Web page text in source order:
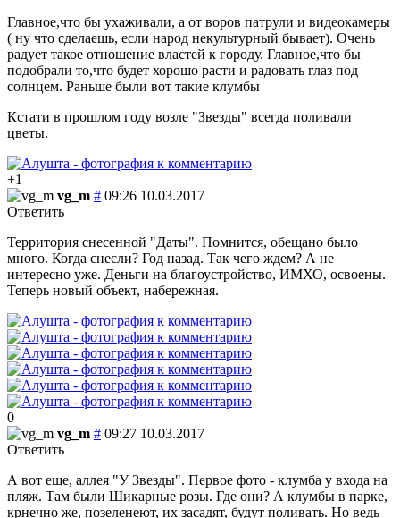
Главное,что бы ухаживали, а от воров патрули и видеокамеры
( ну что сделаешь, если народ некультурный бывает). Очень
радует такое отношение властей к городу. Главное,что бы
подобрали то,что будет хорошо расти и радовать глаз под
солнцем. Раньше были вот такие клумбы
Кстати в прошлом году возле "Звезды" всегда поливали
цветы.
+1
vg_m # 09:26 10.03.2017
Ответить
Территория снесенной "Даты". Помнится, обещано было
много. Когда снесли? Год назад. Так чего ждем? А не
интересно уже. Деньги на благоустройство, ИМХО, освоены.
Теперь новый объект, набережная.
0
vg_m # 09:27 10.03.2017
Ответить
А вот еще, аллея "У Звезды". Первое фото - клумба у входа на
пляж. Там были Шикарные розы. Где они? А клумбы в парке,
крнечно же, позеленеют, их засадят, будут поливать. Но ведь